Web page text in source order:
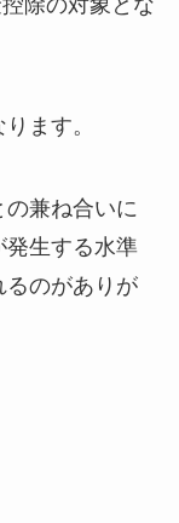
ます。
兼ね合いに
発生する水準
るのがありが